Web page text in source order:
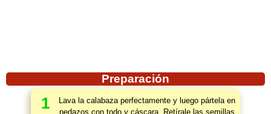
Preparación
1
Lava la calabaza perfectamente y luego pártela en
pedazos con todo y cáscara. Retírale las semillas